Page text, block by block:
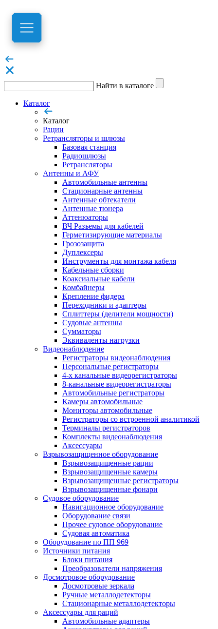
Найти в каталоге
Каталог
Каталог
Рации
Ретрансляторы и шлюзы
Базовая станция
Радиошлюзы
Ретрансляторы
Антенны и АФУ
Автомобильные антенны
Стационарные антенны
Антенные обтекатели
Антенные тюнера
Аттенюаторы
ВЧ Разъемы для кабелей
Герметизирующие материалы
Грозозащита
Дуплексеры
Инструменты для монтажа кабеля
Кабельные сборки
Коаксиальные кабели
Комбайнеры
Крепление фидера
Переходники и адаптеры
Сплиттеры (делители мощности)
Судовые антенны
Сумматоры
Эквиваленты нагрузки
Видеонаблюдение
Регистраторы видеонаблюдения
Персональные регистраторы
4-х канальные видеорегистраторы
8-канальные видеорегистраторы
Автомобильные регистраторы
Камеры автомобильные
Мониторы автомобильные
Регистраторы со встроенной аналитикой
Терминалы регистраторов
Комплекты видеонаблюдения
Аксессуары
Взрывозащищенное оборудование
Взрывозащищенные рации
Взрывозащищенные камеры
Взрывозащищенные регистраторы
Взрывозащищенные фонари
Судовое оборудование
Навигационное оборудование
Оборудование связи
Прочее судовое оборудование
Судовая автоматика
Оборудование по ПП 969
Источники питания
Блоки питания
Преобразователи напряжения
Досмотровое оборудование
Досмотровые зеркала
Ручные металлодетекторы
Стационарные металлодетекторы
Аксессуары для раций
Автомобильные адаптеры